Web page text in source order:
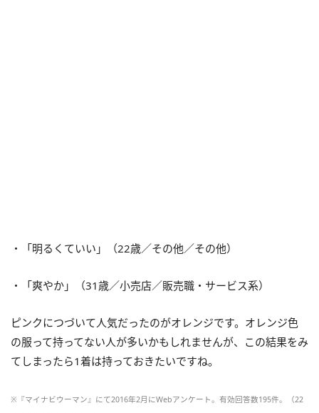
・「明るくていい」（22歳／その他／その他）
・「爽やか」（31歳／小売店／販売職・サービス系）
ピンクにつづいて人気だったのがオレンジです。オレンジ色
の服って持ってない人が多いかもしれませんが、この結果をみ
てしまったら1着は持っておきたいですね。
※『マイナビウーマン』にて2016年2月にWebアンケート。有効回答数195件。（22